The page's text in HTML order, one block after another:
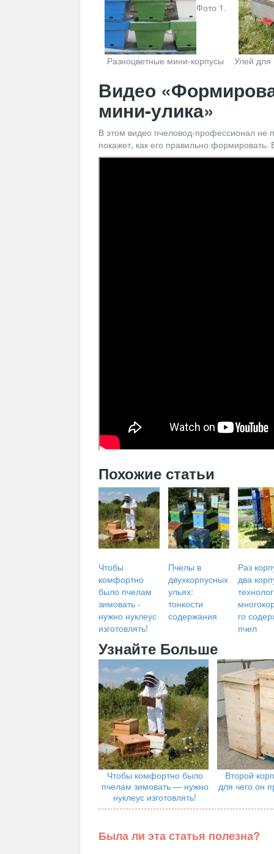
Фото 1.
Разноцветные мини-корпусы Улей для
Видео
мини-улика»
В этом видео пчеловод-профессионал не
покажет, как его правильно
Похожие статьи
Чтобы
комфортно
было пчелам
зимовать -
нужно нуклеус
изготовлять!
Пчелы в
двухкорпусных
ульях:
тонкости
содержания
Раз
два
го
пчел
Узнайте Больше
Чтобы комфортно было
пчелам зимовать — нужно
нуклеус изготовлять!
Второй
для чего он
Была ли эта статья полезна?